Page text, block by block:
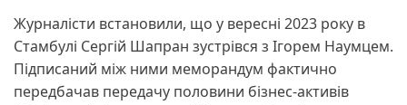
Журналісти встановили, що у вересні 2023 року в
Стамбулі Сергій Шапран зустрівся з Ігорем Наумцем.
Підписаний між ними меморандум фактично
передбачав передачу половини бізнес-активів